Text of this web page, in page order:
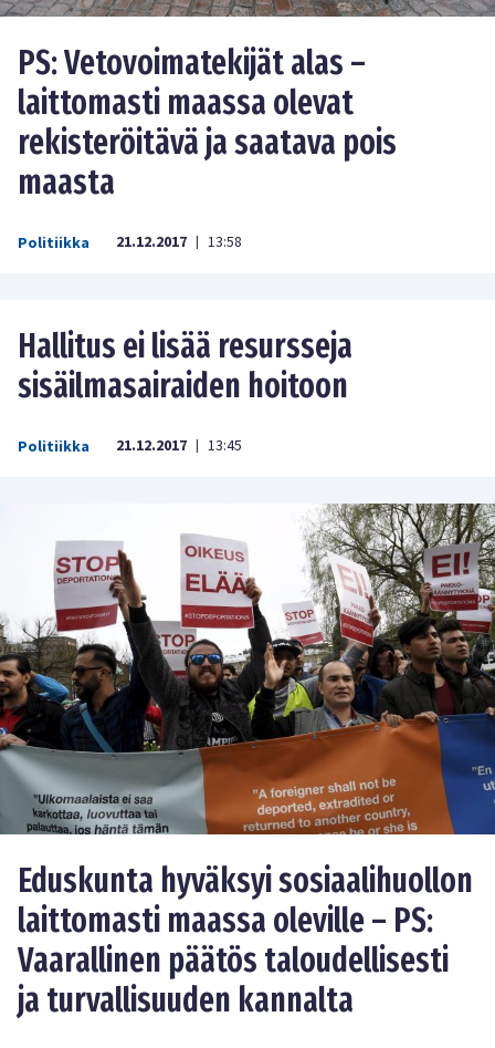
PS: Vetovoimatekijät alas –
laittomasti maassa olevat
rekisteröitävä ja saatava pois
maasta
Politiikka 21.12.2017 | 13:58
Hallitus ei lisää resursseja
sisäilmasairaiden hoitoon
Politiikka 21.12.2017 | 13:45
Eduskunta hyväksyi sosiaalihuollon
laittomasti maassa oleville – PS:
Vaarallinen päätös taloudellisesti
ja turvallisuuden kannalta